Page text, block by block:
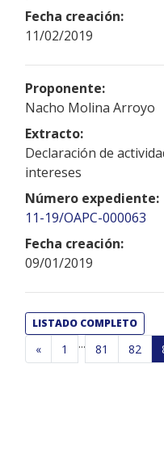
Fecha creación:
11/02/2019
Proponente:
Nacho Molina Arroyo
Extracto:
Declaración de
intereses
Número expediente:
11-19/OAPC-000063
Fecha creación:
09/01/2019
LISTADO COMPLETO
« 1 ... 81 82